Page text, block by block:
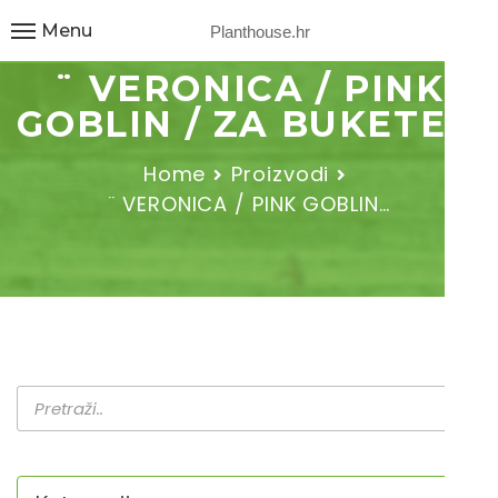
Planthouse.hr
Menu
¨ VERONICA / PINK
GOBLIN / ZA BUKETE ¨
Home
Proizvodi
¨ VERONICA / PINK GOBLIN…